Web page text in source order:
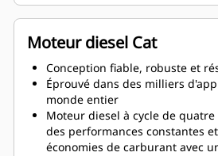
Moteur diesel Cat
Conception fiable, robuste et
Éprouvé dans des milliers
monde entier
Moteur diesel à cycle de
des performances constantes
économies de carburant avec